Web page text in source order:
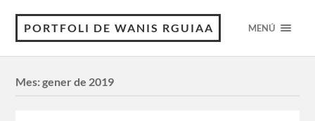
PORTFOLI DE WANIS RGUIAA MENÚ
Mes:gener de 2019